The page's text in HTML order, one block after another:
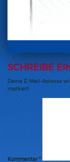
SCHREIBE
Deine E-Mail-Adresse
markiert
Kommentar *